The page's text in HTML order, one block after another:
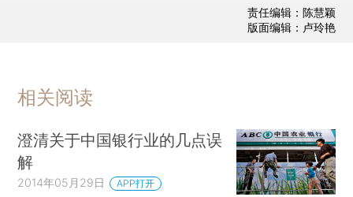
责任编辑：陈慧颖
版面编辑：卢玲艳
相关阅读
澄清关于中国银行业的几点误
解
2014年05月29日 APP打开